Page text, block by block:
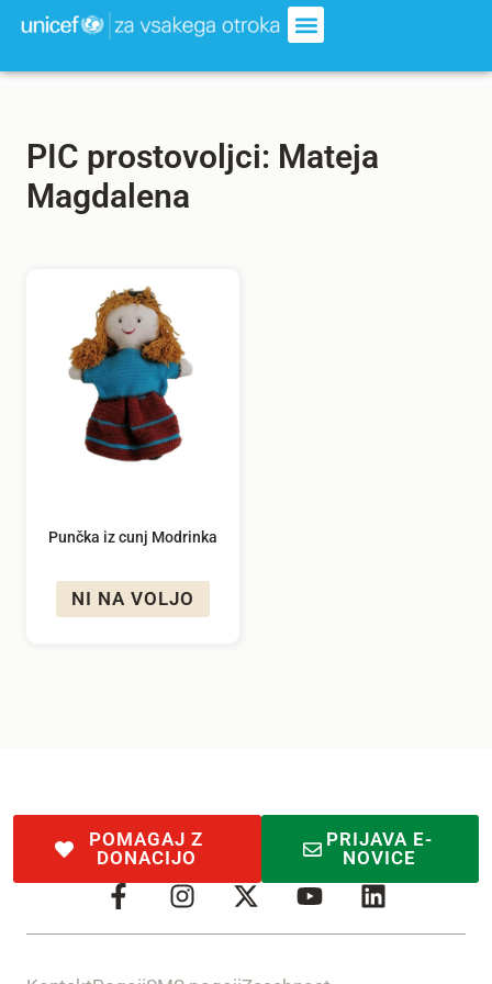
PIC prostovoljci: Mateja
Magdalena
Punčka iz cunj Modrinka
NI NA VOLJO
POMAGAJ Z
DONACIJO
PRIJAVA E-
NOVICE